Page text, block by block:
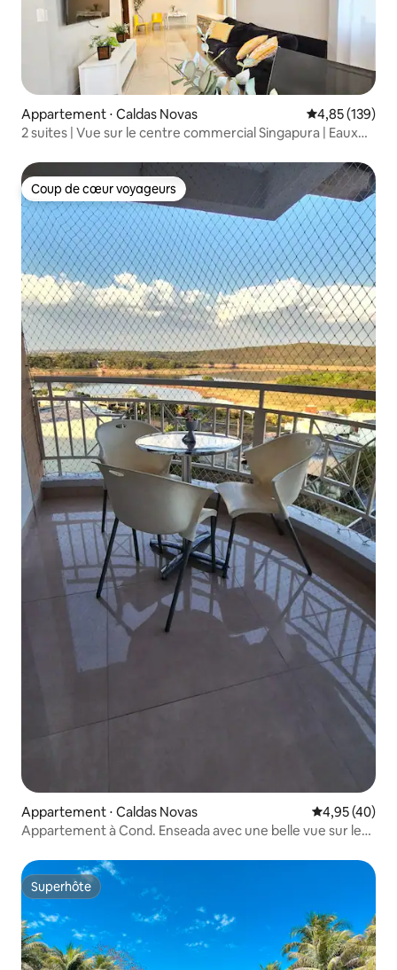
Appartement ⋅ Caldas Novas Évaluation
4,85 (139)
2 suites | Vue sur le centre commercial Singapura | Eaux
Coup de cœur voyageurs
Coup de cœur voyageurs
Appartement ⋅ Caldas Novas Évaluation
4,95 (40)
Appartement à Cond. Enseada avec une belle vue sur le
Superhôte
Superhôte